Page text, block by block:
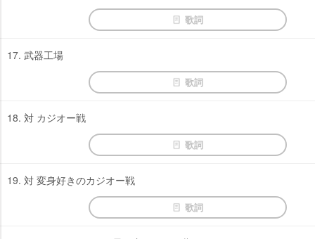
歌詞
17. 武器工場
歌詞
18. 対 カジオー戦
歌詞
19. 対 変身好きのカジオー戦
歌詞